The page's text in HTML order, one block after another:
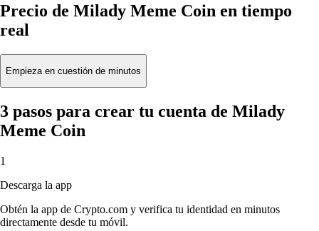
Precio de Milady Meme Coin en tiempo
real
Empieza en cuestión de minutos
3 pasos para crear tu cuenta de Milady
Meme Coin
1
Descarga la app
Obtén la app de Crypto.com y verifica tu identidad en minutos
directamente desde tu móvil.